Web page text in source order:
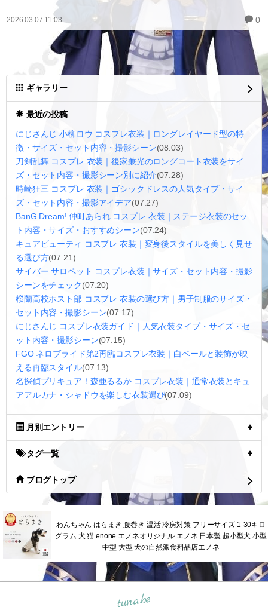
2026.03.07 11:03 0
ギャラリー
最近の投稿
にじさんじ 小柳ロウ コスプレ衣装｜ロングレイヤード型の特
徴・サイズ・セット内容・撮影シーン(08.03)
刀剣乱舞 コスプレ 衣装｜後家兼光のロングコート衣装をサイ
ズ・セット内容・撮影シーン別に紹介(07.28)
時崎狂三 コスプレ 衣装｜ゴシックドレスの人気タイプ・サイ
ズ・セット内容・撮影アイデア(07.27)
BanG Dream! 仲町あられ コスプレ 衣装｜ステージ衣装のセッ
ト内容・サイズ・おすすめシーン(07.24)
キュアビューティ コスプレ 衣装｜変身後スタイルを美しく見せ
る選び方(07.21)
サイバー サロペット コスプレ衣装｜サイズ・セット内容・撮影
シーンをチェック(07.20)
桜蘭高校ホスト部 コスプレ 衣装の選び方｜男子制服のサイズ・
セット内容・撮影シーン(07.17)
にじさんじ コスプレ衣装ガイド｜人気衣装タイプ・サイズ・セ
ット内容・撮影シーン(07.15)
FGO ネロブライド第2再臨コスプレ衣装｜白ベールと装飾が映
える再臨スタイル(07.13)
名探偵プリキュア！森亜るるか コスプレ衣装｜通常衣装とキュ
アアルカナ・シャドウを楽しむ衣装選び(07.09)
月別エントリー
タグ一覧
ブログトップ
わんちゃん はらまき 腹巻き 温活 冷房対策 フリーサイズ 1-30キロ
グラム 犬 猫 enone エノネオリジナル エノネ 日本製 超小型犬 小型
中型 大型 犬の自然派食料品店エノネ
tuna.be